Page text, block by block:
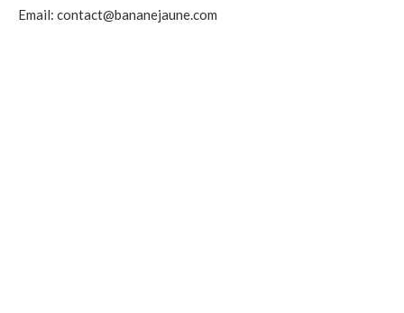
Email: contact@bananejaune.com